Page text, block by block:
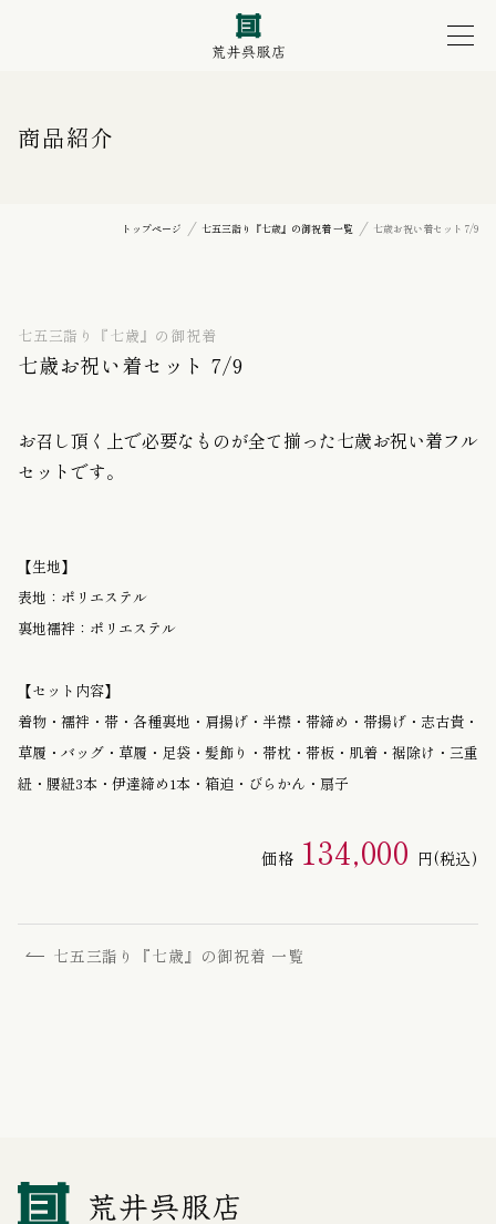
商品紹介
トップページ 七五三詣り『七歳』の御祝着 一覧 七歳お祝い着セット 7/9
七五三詣り『七歳』の御祝着
七歳お祝い着セット 7/9
お召し頂く上で必要なものが全て揃った七歳お祝い着フル
セットです。
【生地】
表地：ポリエステル
裏地襦袢：ポリエステル
【セット内容】
着物・襦袢・帯・各種裏地・肩揚げ・半襟・帯締め・帯揚げ・志古貴・
草履・バッグ・草履・足袋・髪飾り・帯枕・帯板・肌着・裾除け・三重
紐・腰紐3本・伊達締め1本・箱迫・びらかん・扇子
価格 134,000 円(税込)
七五三詣り『七歳』の御祝着 一覧